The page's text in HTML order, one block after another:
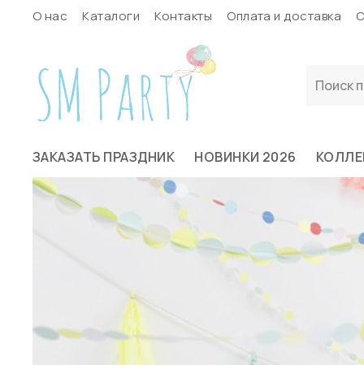
О нас Каталоги Контакты Оплата и доставка
ЗАКАЗАТЬ ПРАЗДНИК НОВИНКИ 2026